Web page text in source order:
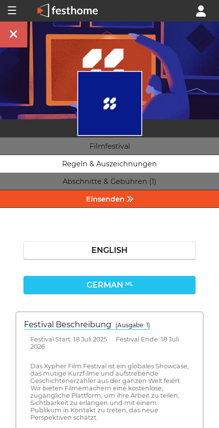
Filmfestival
Regeln & Auszeichnungen
Abschnitte & Gebühren (1)
Einsenden
ENGLISH
GERMAN ML
Festival Beschreibung
(Ausgabe: 1)
Festival Start: 18 Juli 2025 Festival Ende: 18 Juli
2026
Das Xypher Film Festival ist ein globales Showcase,
das mutige Kurzfilme und aufstrebende
Geschichtenerzähler aus der ganzen Welt feiert.
Wir bieten Filmemachern eine kostenlose,
zugängliche Plattform, um ihre Arbeit zu teilen,
Sichtbarkeit zu erlangen und mit einem
Publikum in Kontakt zu treten, das neue
Perspektiven schätzt.